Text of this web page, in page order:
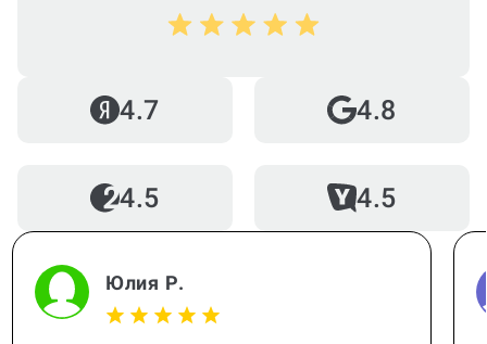
Как работает гарантия?
Когда и как нужно оплачивать
заказ?
4.7 4.8
4.5 4.5
Юлия Р.